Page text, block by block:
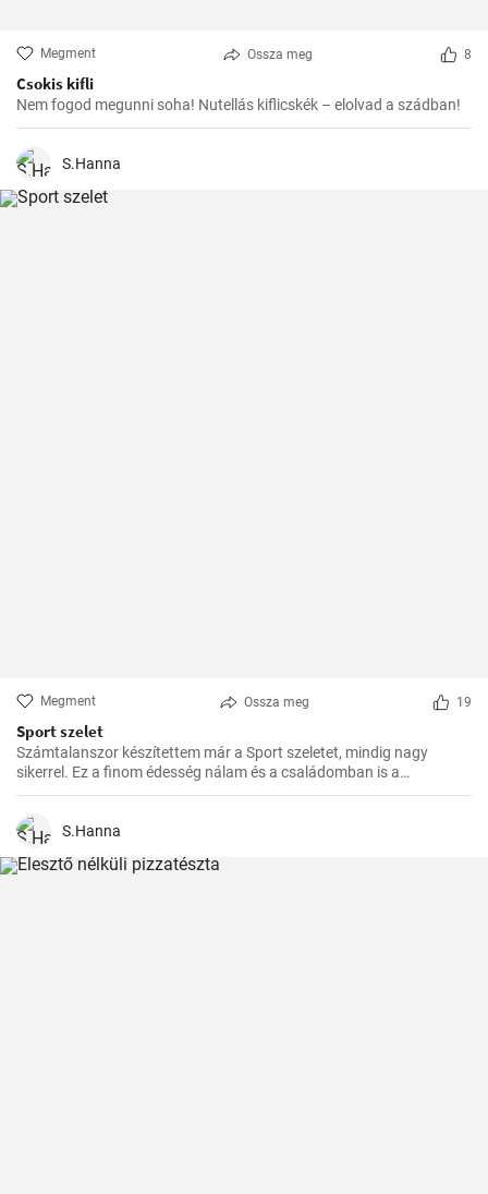
Megment Ossza meg 8
Csokis kifli
Nem fogod megunni soha! Nutellás kiflicskék – elolvad a szádban!
S.Hanna
Megment Ossza meg 19
Sport szelet
Számtalanszor készítettem már a Sport szeletet, mindig nagy
sikerrel. Ez a finom édesség nálam és a családomban is a
kedvencek közé tartozik. Szívesen készítem el ajándékba is, a
S.Hanna